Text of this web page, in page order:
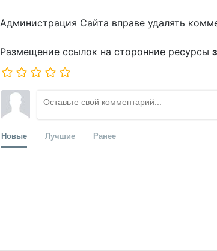
Администрация Сайта вправе удалять
Размещение ссылок на сторонние ресурсы
Новые Лучшие Ранее